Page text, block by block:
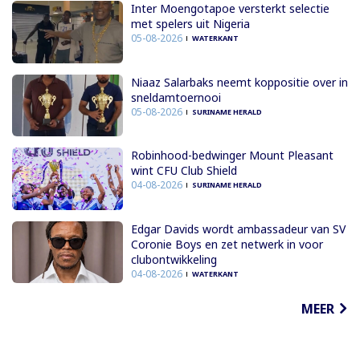
Inter Moengotapoe versterkt selectie
met spelers uit Nigeria
05-08-2026 WATERKANT
Niaaz Salarbaks neemt koppositie over in
sneldamtoernooi
05-08-2026 SURINAME HERALD
Robinhood-bedwinger Mount Pleasant
wint CFU Club Shield
04-08-2026 SURINAME HERALD
Edgar Davids wordt ambassadeur van SV
Coronie Boys en zet netwerk in voor
clubontwikkeling
04-08-2026 WATERKANT
MEER